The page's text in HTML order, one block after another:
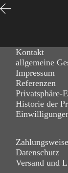
Kontakt
allgemeine
Impressum
Referenzen
Privatsphäre-
Historie der
Datenschutz
Versand und